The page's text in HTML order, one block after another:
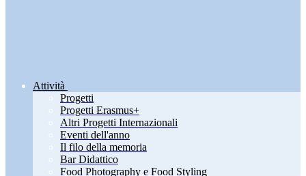
Attività
Progetti
Progetti Erasmus+
Altri Progetti Internazionali
Eventi dell'anno
Il filo della memoria
Bar Didattico
Food Photography e Food Styling